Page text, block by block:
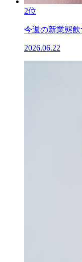
2位
今週の新業態
2026.06.22